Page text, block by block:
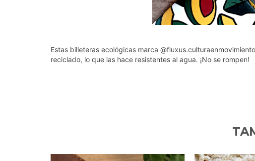
Estas billeteras ecológicas marca @fluxus.culturaenmovimiento
reciclado, lo que las hace resistentes al agua. ¡No se rompen!